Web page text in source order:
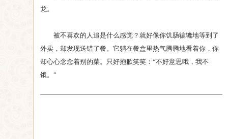
龙。
被不喜欢的人追是什么感觉？就好像你饥肠辘辘地等到了
外卖，却发现送错了餐。它躺在餐盒里热气腾腾地看着你，你
却心心念念着别的菜。只好抱歉笑笑：“不好意思哦，我不
饿。”